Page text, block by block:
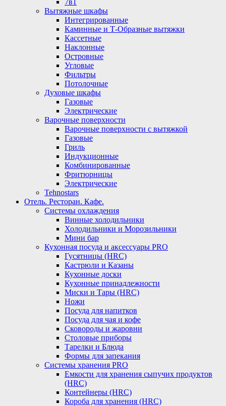
7в1
Вытяжные шкафы
Интегрированные
Каминные и Т-Образные вытяжки
Кассетные
Наклонные
Островные
Угловые
Фильтры
Потолочные
Духовые шкафы
Газовые
Электрические
Варочные поверхности
Варочные поверхности с вытяжкой
Газовые
Гриль
Индукционные
Комбинированные
Фритюрницы
Электрические
Tehnostars
Отель. Ресторан. Кафе.
Системы охлаждения
Винные холодильники
Холодильники и Морозильники
Мини бар
Кухонная посуда и аксессуары PRO
Гусятницы (HRC)
Кастрюли и Казаны
Кухонные доски
Кухонные принадлежности
Миски и Тары (HRC)
Ножи
Посуда для напитков
Посуда для чая и кофе
Сковороды и жаровни
Столовые приборы
Тарелки и Блюда
Формы для запекания
Системы хранения PRO
Емкости для хранения сыпучих продуктов
(HRC)
Контейнеры (HRC)
Короба для хранения (HRC)